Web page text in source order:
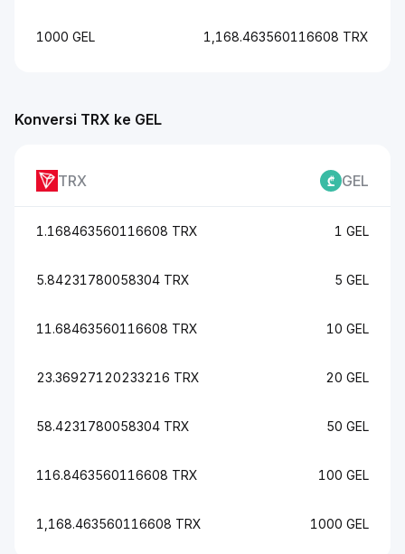
Konversi TRX ke GEL
TRX GEL
1.168463560116608 TRX 1 GEL
5.84231780058304 TRX 5 GEL
11.68463560116608 TRX 10 GEL
23.36927120233216 TRX 20 GEL
58.4231780058304 TRX 50 GEL
116.8463560116608 TRX 100 GEL
1,168.463560116608 TRX 1000 GEL
1000 GEL 1,168.463560116608 TRX